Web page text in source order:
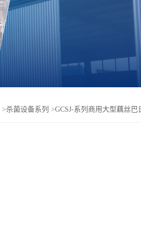
>杀菌设备系列 >GCSJ-系列商用大型藕丝